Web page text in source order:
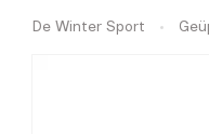
De Winter Sport